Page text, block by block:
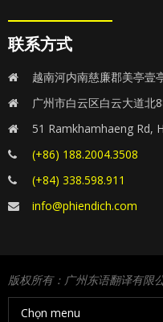
联系方式
越南河内南慈廉郡美亭壹
广州市白云区白云大道北
51 Ramkhamhaeng Rd,
(+86) 188.2004.3508
(+84) 338.598.911
info@phiendich.com
版权所有：广州东语翻译有限
Chọn menu